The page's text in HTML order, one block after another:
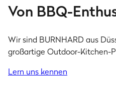
Von BBQ-
Wir sind BURNHARD aus
großartige Outdoor-Kitchen-
Lern uns kennen